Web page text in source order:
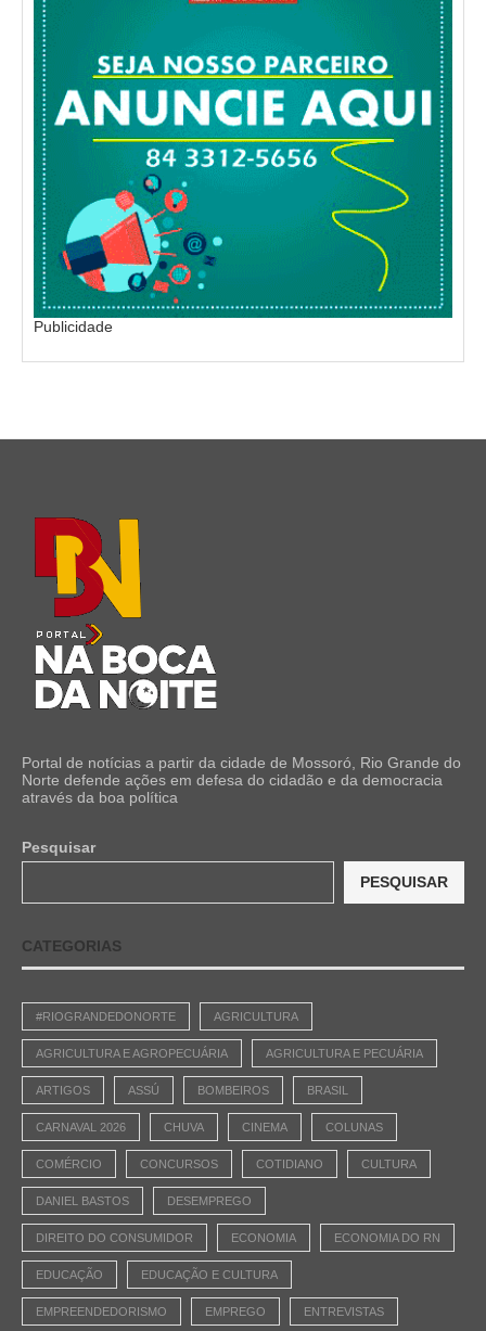
Publicidade
Portal de notícias a partir da cidade de Mossoró, Rio Grande do
Norte defende ações em defesa do cidadão e da democracia
através da boa política
Pesquisar
PESQUISAR
CATEGORIAS
#RIOGRANDEDONORTE AGRICULTURA
AGRICULTURA E AGROPECUÁRIA AGRICULTURA E PECUÁRIA
ARTIGOS ASSÚ BOMBEIROS BRASIL
CARNAVAL 2026 CHUVA CINEMA COLUNAS
COMÉRCIO CONCURSOS COTIDIANO CULTURA
DANIEL BASTOS DESEMPREGO
DIREITO DO CONSUMIDOR ECONOMIA ECONOMIA DO RN
EDUCAÇÃO EDUCAÇÃO E CULTURA
EMPREENDEDORISMO EMPREGO ENTREVISTAS